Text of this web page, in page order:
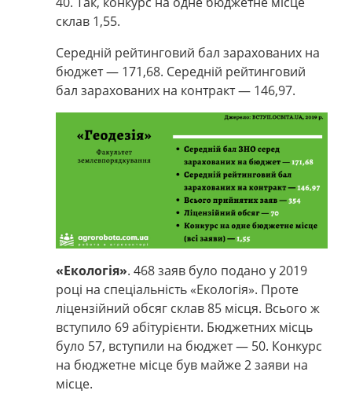
склав 1,55.
Середній рейтинговий бал зарахованих на
бюджет— 171,68. Середній рейтинговий
бал зарахованих на контракт— 146,97.
«Екологія». 468 заяв було подано у 2019
році на спеціальність «Екологія». Проте
ліцензійний обсяг склав 85 місця. Всього ж
вступило 69 абітурієнти. Бюджетних місць
було 57, вступили на бюджет— 50. Конкурс
на бюджетне місце був майже 2 заяви на
місце.